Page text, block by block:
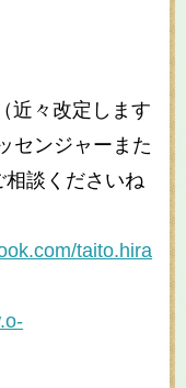
（近々改定します
センジャーまた
相談くださいね
taito.hira